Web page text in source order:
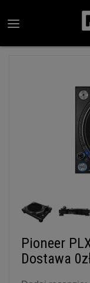
Pioneer
Dostawa